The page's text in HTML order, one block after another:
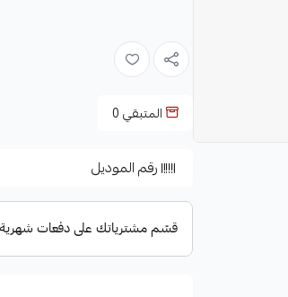
المتبقي0
رقم الموديل